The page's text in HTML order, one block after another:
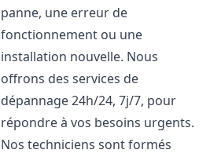
panne, une erreur de
fonctionnement ou une
installation nouvelle. Nous
offrons des services de
dépannage 24h/24, 7j/7, pour
répondre à vos besoins urgents.
Nos techniciens sont formés